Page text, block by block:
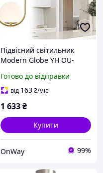
Підвісний світильник
Modern Globe YH OU-
кухонного острова 19,8
х15х130, 6 см E14 40W
Готово до відправки
від 163₴/міс
1 633₴
Купити
OnWay 99%